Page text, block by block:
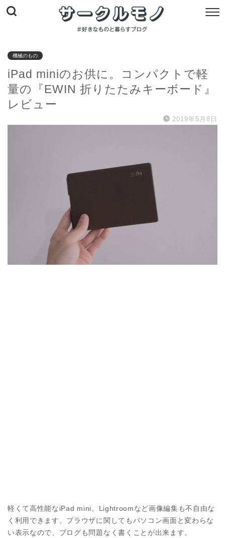
機械のもの
iPad miniのお供に。コンパクトで軽
量の『EWIN 折りたたみキーボード』
レビュー
2019年5月8日
軽くて高性能なiPad mini。Lightroomなど画像編集も不自由な
く利用できます。ブラウザに関してもパソコン画面と変わらな
い表示なので、ブログも問題なく書くことが出来ます。